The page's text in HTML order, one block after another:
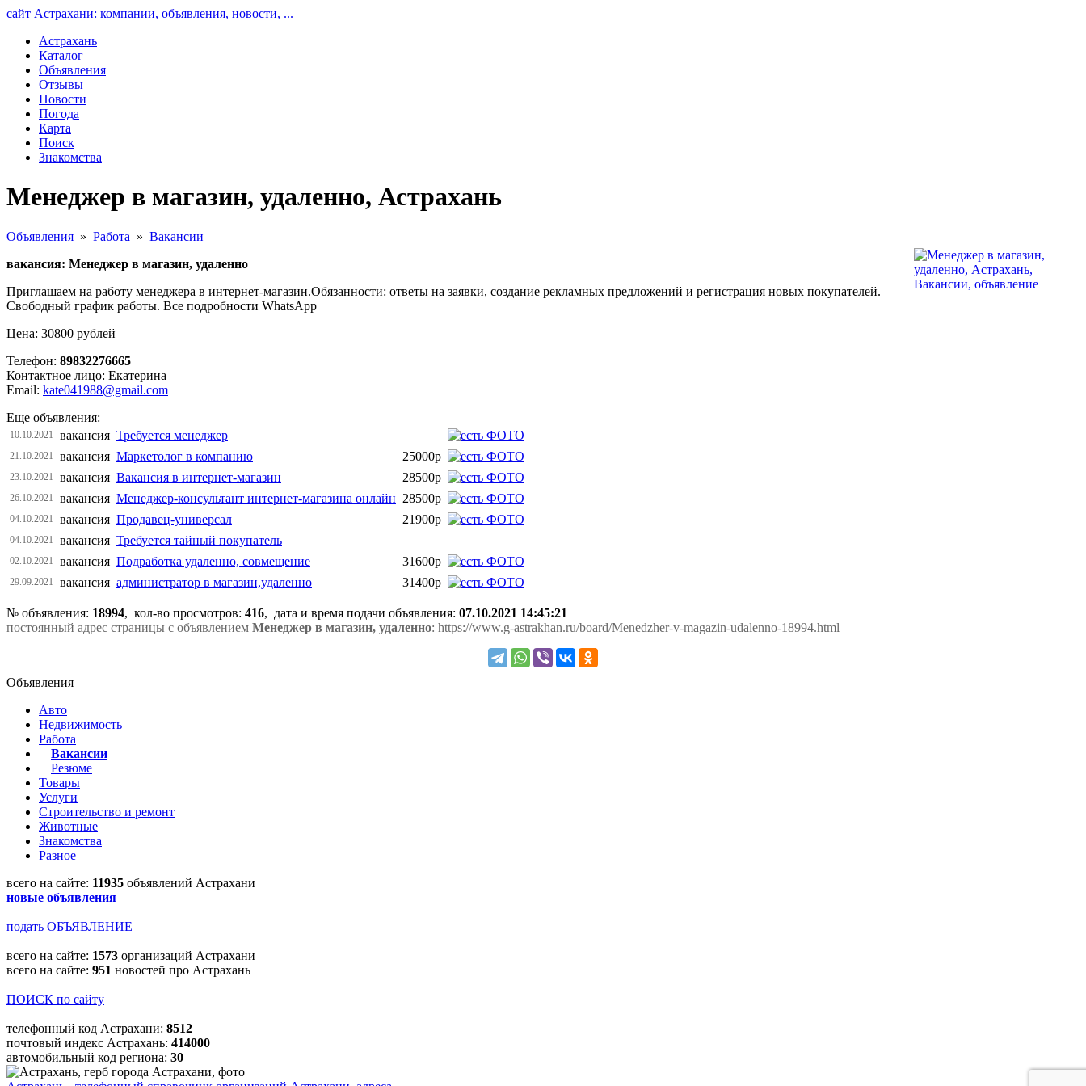
сайт Астрахани: компании, объявления, новости, ...
Астрахань
Каталог
Объявления
Отзывы
Новости
Погода
Карта
Поиск
Знакомства
Менеджер в магазин, удаленно, Астрахань
Объявления » Работа » Вакансии
вакансия: Менеджер в магазин, удаленно
Приглашаем на работу менеджера в интернет-магазин.Обязанности: ответы на заявки, создание рекламных предложений и регистрация новых покупателей.
Свободный график работы. Все подробности WhatsApp
Цена: 30800 рублей
Телефон: 89832276665
Контактное лицо: Екатерина
Email: kate041988@gmail.com
Еще объявления:
10.10.2021 вакансия Требуется менеджер
21.10.2021 вакансия Маркетолог в компанию 25000р
23.10.2021 вакансия Вакансия в интернет-магазин 28500р
26.10.2021 вакансия Менеджер-консультант интернет-магазина онлайн 28500р
04.10.2021 вакансия Продавец-универсал 21900р
04.10.2021 вакансия Требуется тайный покупатель
02.10.2021 вакансия Подработка удаленно, совмещение 31600р
29.09.2021 вакансия администратор в магазин,удаленно 31400р
№ объявления: 18994, кол-во просмотров: 416, дата и время подачи объявления: 07.10.2021 14:45:21
постоянный адрес страницы с объявлением Менеджер в магазин, удаленно: https://www.g-astrakhan.ru/board/Menedzher-v-magazin-udalenno-18994.html
Объявления
Авто
Недвижимость
Работа
Вакансии
Резюме
Товары
Услуги
Строительство и ремонт
Животные
Знакомства
Разное
всего на сайте: 11935 объявлений Астрахани
новые объявления
подать ОБЪЯВЛЕНИЕ
всего на сайте: 1573 организаций Астрахани
всего на сайте: 951 новостей про Астрахань
ПОИСК по сайту
телефонный код Астрахани: 8512
почтовый индекс Астрахань: 414000
автомобильный код региона: 30